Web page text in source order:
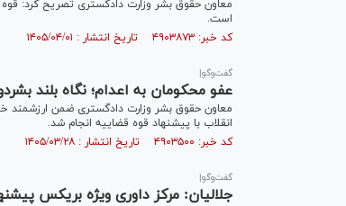
معاون حقوق بشر وزارت دادگستری تصریح کرد:
است.
کد خبر: ۴۹۰۳۸۷۳ تاریخ انتشار : ۱۴۰۵/۰۴/۰۱
گفت‌و‌گو|
عفو محکومان به اعدام؛ نگاه بلند
انقلاب با پیشنهاد قوه قضاییه انجام شد.
کد خبر: ۴۹۰۳۵۰۰ تاریخ انتشار : ۱۴۰۵/۰۳/۲۸
گفت‌وگو|
جلالیان: مرکز داوری ویژه بریکس